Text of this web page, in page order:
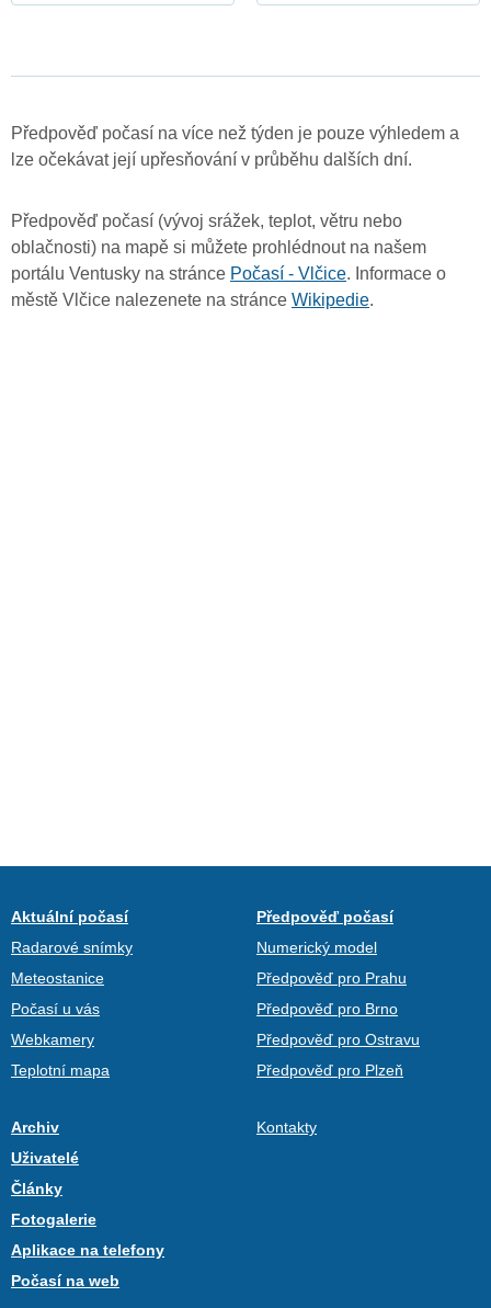
Předpověď počasí na více než týden je pouze výhledem a
lze očekávat její upřesňování v průběhu dalších dní.
Předpověď počasí (vývoj srážek, teplot, větru nebo
oblačnosti) na mapě si můžete prohlédnout na našem
portálu Ventusky na stránce Počasí - Vlčice. Informace o
městě Vlčice nalezenete na stránce Wikipedie.
Aktuální počasí
Radarové snímky
Meteostanice
Počasí u vás
Webkamery
Teplotní mapa
Předpověď počasí
Numerický model
Předpověď pro Prahu
Předpověď pro Brno
Předpověď pro Ostravu
Předpověď pro Plzeň
Archiv
Uživatelé
Články
Fotogalerie
Aplikace na telefony
Počasí na web
Kontakty